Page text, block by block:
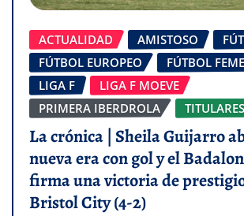
ACTUALIDAD AMISTOSO
FÚTBOL EUROPEO
FÚTBOL
LIGA F
LIGA F MOEVE
PRIMERA IBERDROLA
La crónica | Sheila Guijarro
nueva era con gol y el
firma una victoria de
Bristol City (4-2)